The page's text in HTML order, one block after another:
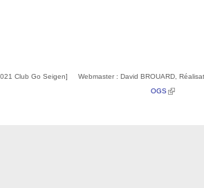
Club Go Seigen] Webmaster : David BROUARD,
OGS(link is